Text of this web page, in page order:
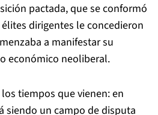
pactada, que se conformó
dirigentes le concedieron
a manifestar su
económico neoliberal.
tiempos que vienen: en
siendo un campo de disputa